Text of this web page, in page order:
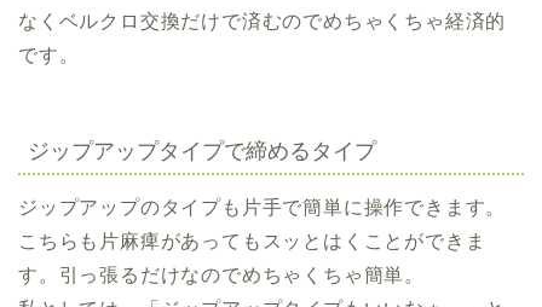
なくベルクロ交換だけで済むのでめちゃくちゃ経済的
です。
ジップアップタイプで締めるタイプ
ジップアップのタイプも片手で簡単に操作できます。
こちらも片麻痺があってもスッとはくことができま
す。引っ張るだけなのでめちゃくちゃ簡単。